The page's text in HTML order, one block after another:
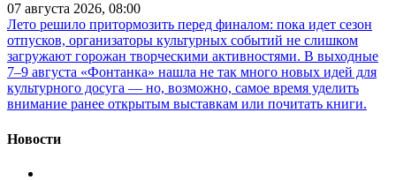
07 августа 2026, 08:00
Лето решило притормозить перед финалом: пока идет сезон
отпусков, организаторы культурных событий не слишком
загружают горожан творческими активностями. В выходные
7–9 августа «Фонтанка» нашла не так много новых идей для
культурного досуга — но, возможно, самое время уделить
внимание ранее открытым выставкам или почитать книги.
Новости